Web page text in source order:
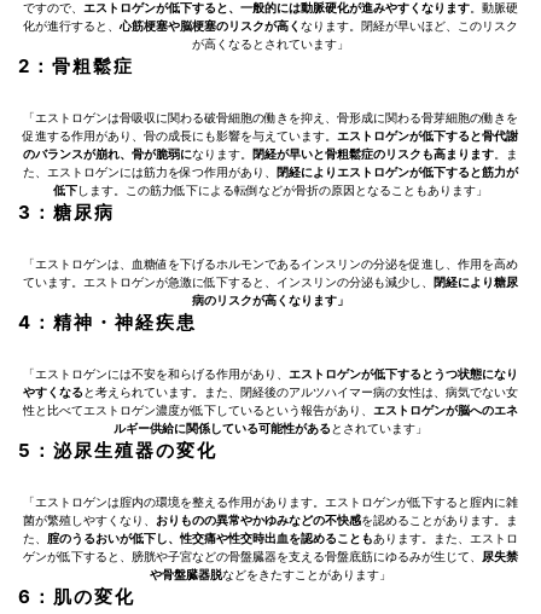
ですので、 エストロゲンが低下すると、一般的には動脈硬化が進みやすくなります 。動脈硬
化が進行すると、 心筋梗塞や脳梗塞のリスクが高く なります。閉経が早いほど、このリスク
が高くなるとされています」
2：骨粗鬆症
「エストロゲンは骨吸収に関わる破骨細胞の働きを抑え、骨形成に関わる骨芽細胞の働きを
促進する作用があり、骨の成長にも影響を与えています。 エストロゲンが低下すると骨代謝
のバランスが崩れ、骨が脆弱になります。 閉経が早いと骨粗鬆症のリスクも高まります 。ま
た、エストロゲンには筋力を保つ作用があり、 閉経によりエストロゲンが低下すると筋力が
低下します。この筋力低下による転倒などが骨折の原因となることもあります」
3：糖尿病
「エストロゲンは、血糖値を下げるホルモンであるインスリンの分泌を促進し、作用を高め
ています。エストロゲンが急激に低下すると、インスリンの分泌も減少し、 閉経により糖尿
病のリスクが高くなります」
4：精神・神経疾患
「エストロゲンには不安を和らげる作用があり、 エストロゲンが低下するとうつ状態になり
やすくなる と考えられています。また、閉経後のアルツハイマー病の女性は、病気でない女
性と比べてエストロゲン濃度が低下しているという報告があり、 エストロゲンが脳へのエネ
ルギー供給に関係している可能性がある とされています」
5：泌尿生殖器の変化
「エストロゲンは腟内の環境を整える作用があります。エストロゲンが低下すると腟内に雑
菌が繁殖しやすくなり、 おりものの異常やかゆみなどの不快感を認めることがあります。ま
た、 腟のうるおいが低下し、性交痛や性交時出血を認めることもあります。また、エストロ
ゲンが低下すると、膀胱や子宮などの骨盤臓器を支える骨盤底筋にゆるみが生じて、 尿失禁
や骨盤臓器脱などをきたすことがあります」
6：肌の変化